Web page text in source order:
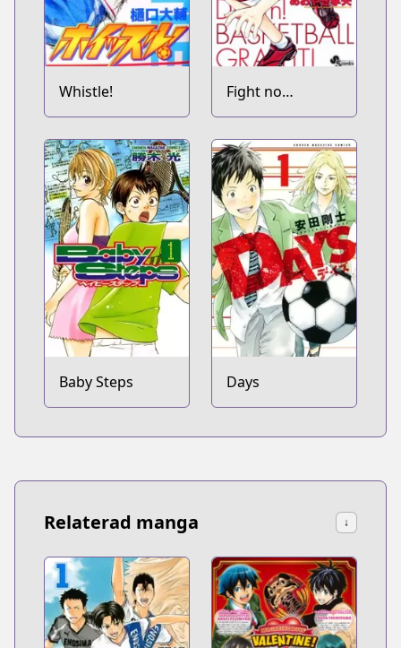
Whistle!
Fight no
Akatsuki
Baby Steps Days
Relaterad manga ↓